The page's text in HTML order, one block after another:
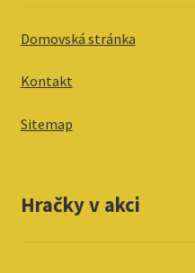
Domovská stránka
Kontakt
Sitemap
Hračky v akci